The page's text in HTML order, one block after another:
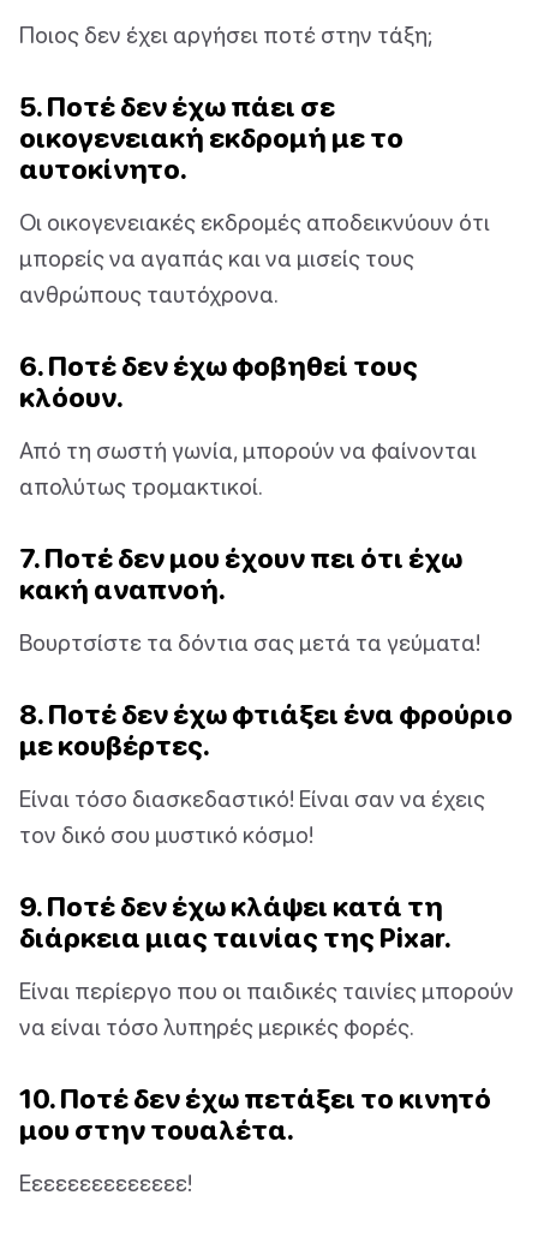
Ποιος δεν έχει αργήσει ποτέ στην τάξη;
5. Ποτέ δεν έχω πάει σε
οικογενειακή εκδρομή με το
αυτοκίνητο.
Οι οικογενειακές εκδρομές αποδεικνύουν ότι
μπορείς να αγαπάς και να μισείς τους
ανθρώπους ταυτόχρονα.
6. Ποτέ δεν έχω φοβηθεί τους
κλόουν.
Από τη σωστή γωνία, μπορούν να φαίνονται
απολύτως τρομακτικοί.
7. Ποτέ δεν μου έχουν πει ότι έχω
κακή αναπνοή.
Βουρτσίστε τα δόντια σας μετά τα γεύματα!
8. Ποτέ δεν έχω φτιάξει ένα φρούριο
με κουβέρτες.
Είναι τόσο διασκεδαστικό! Είναι σαν να έχεις
τον δικό σου μυστικό κόσμο!
9. Ποτέ δεν έχω κλάψει κατά τη
διάρκεια μιας ταινίας της Pixar.
Είναι περίεργο που οι παιδικές ταινίες μπορούν
να είναι τόσο λυπηρές μερικές φορές.
10. Ποτέ δεν έχω πετάξει το κινητό
μου στην τουαλέτα.
Εεεεεεεεεεεεεε!